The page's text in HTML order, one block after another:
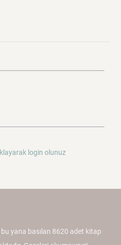
login olunuz
yana basılan 8620 adet kitap